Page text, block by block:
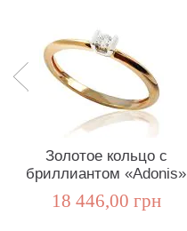
Золотое кольцо с
бриллиантом «Adonis»
18 446,00 грн